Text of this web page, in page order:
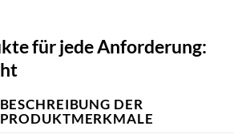
für jede Anforderung:
BESCHREIBUNG DER
PRODUKTMERKMALE